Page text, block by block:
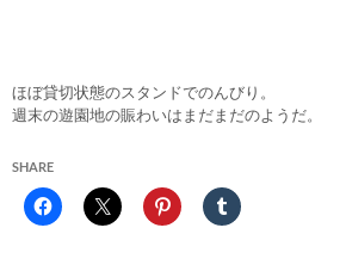
ほぼ貸切状態のスタンドでのんびり。
週末の遊園地の賑わいはまだまだのようだ。
SHARE